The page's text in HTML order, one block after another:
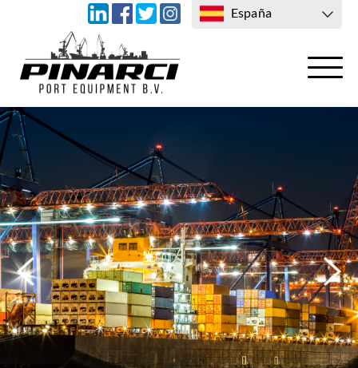
España
TRANSPORTE
CONTACTO CON NOSOTROS